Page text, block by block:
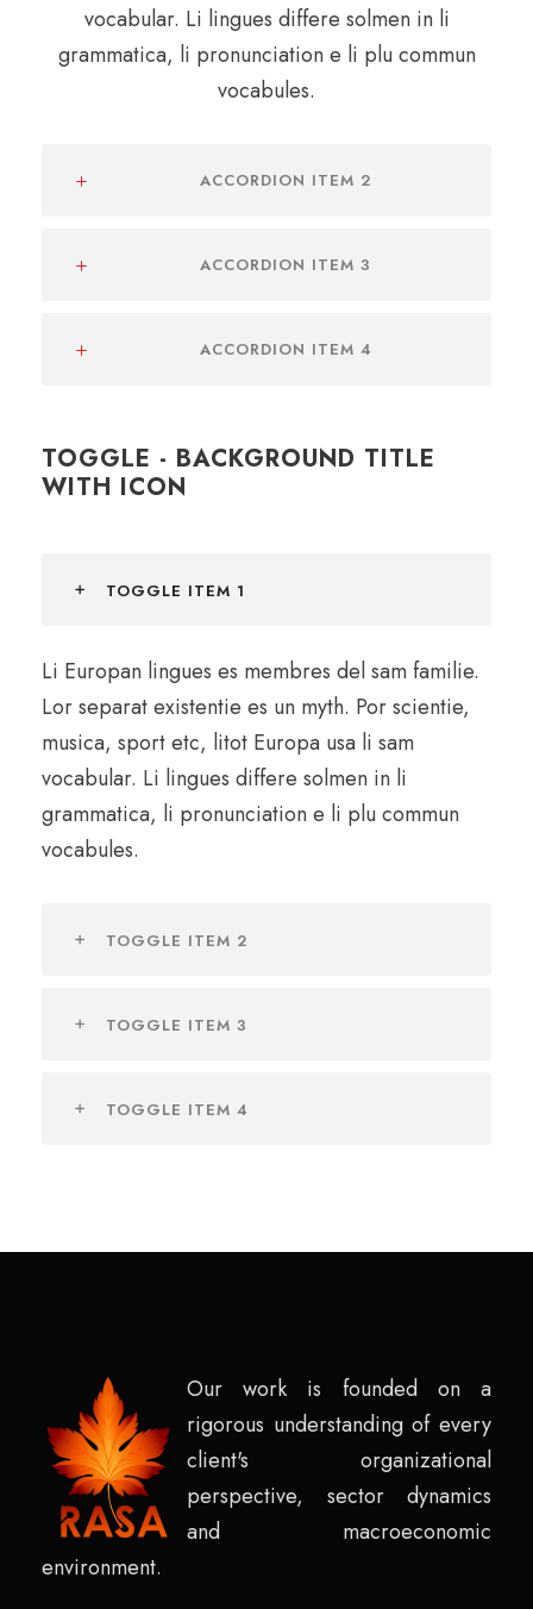
vocabular. Li lingues differe solmen in li
grammatica, li pronunciation e li plu commun
vocabules.
ACCORDION ITEM 2
ACCORDION ITEM 3
ACCORDION ITEM 4
TOGGLE - BACKGROUND TITLE
WITH ICON
TOGGLE ITEM 1
Li Europan lingues es membres del sam familie.
Lor separat existentie es un myth. Por scientie,
musica, sport etc, litot Europa usa li sam
vocabular. Li lingues differe solmen in li
grammatica, li pronunciation e li plu commun
vocabules.
TOGGLE ITEM 2
TOGGLE ITEM 3
TOGGLE ITEM 4
Our work is founded on a
rigorous understanding of every
client's organizational
perspective, sector dynamics
and macroeconomic
environment.